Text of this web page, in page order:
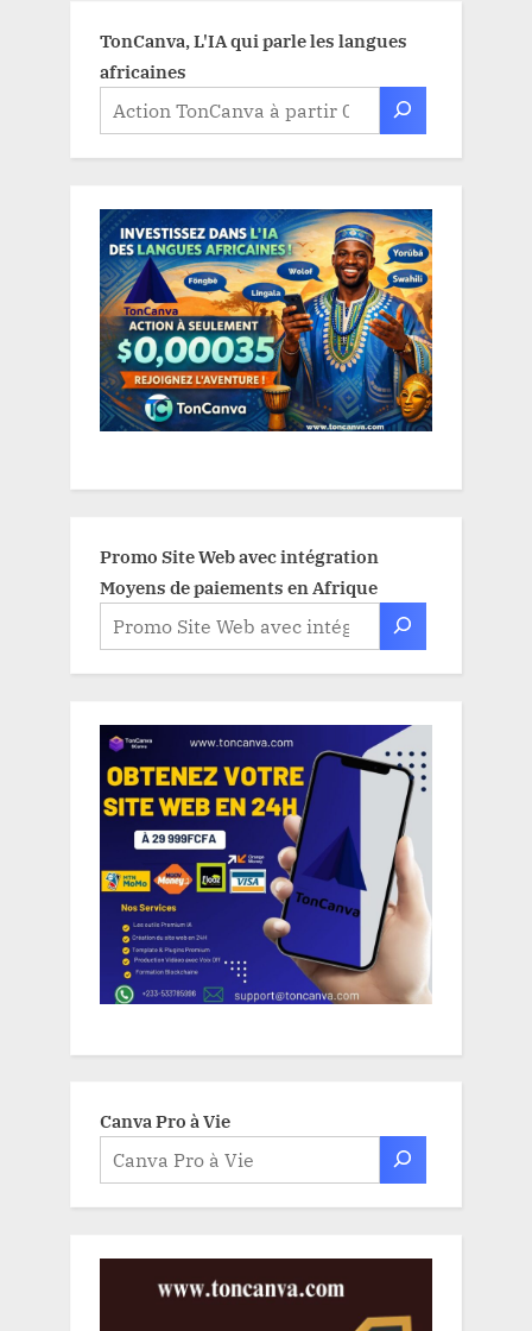
TonCanva, L'IA qui parle les langues
africaines
Promo Site Web avec intégration
Moyens de paiements en Afrique
Canva Pro à Vie